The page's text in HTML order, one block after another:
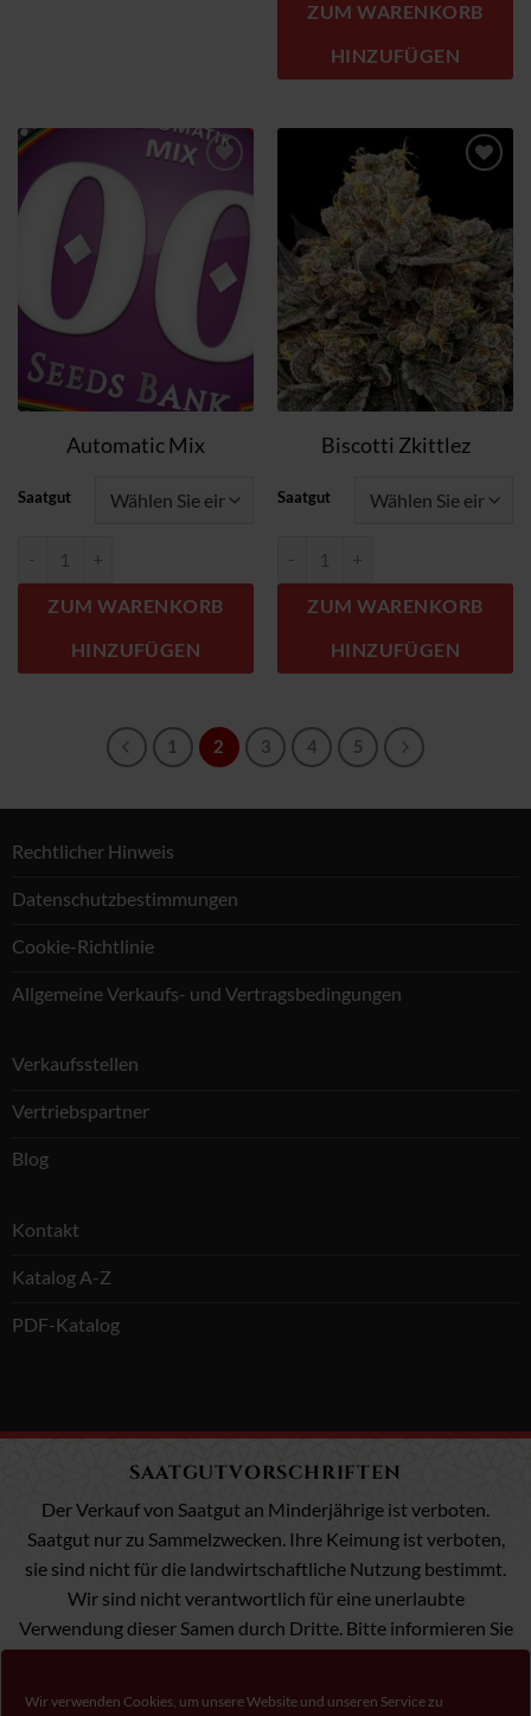
Wir verwenden Cookies, um unsere Website und unseren Service zu
ZUM WARENKORB
HINZUFÜGEN
Wunschzettel
hinzufügen
Automatic Mix
Saatgut
ZUM WARENKORB
HINZUFÜGEN
Wunschzettel
hinzufügen
Biscotti Zkittlez
Saatgut
ZUM WARENKORB
HINZUFÜGEN
1 2 3 4 5
Rechtlicher Hinweis
Datenschutzbestimmungen
Cookie-Richtlinie
Allgemeine Verkaufs- und Vertragsbedingungen
Verkaufsstellen
Vertriebspartner
Blog
Kontakt
Katalog A-Z
PDF-Katalog
SAATGUTVORSCHRIFTEN
Der Verkauf von Saatgut an Minderjährige ist verboten.
Saatgut nur zu Sammelzwecken. Ihre Keimung ist verboten,
sie sind nicht für die landwirtschaftliche Nutzung bestimmt.
Wir sind nicht verantwortlich für eine unerlaubte
Verwendung dieser Samen durch Dritte. Bitte informieren Sie
sich über die Gesetzgebung in Ihrem Land.